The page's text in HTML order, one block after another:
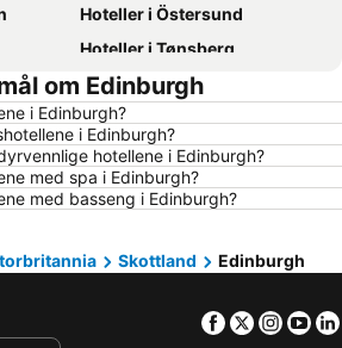
Hoteller i Östersund
Hoteller i Tønsberg
Hoteller i Hamar
Hoteller i Roma
Hoteller i Ålesund
Hoteller i Fredrikstad
Hoteller i Hellas
Hoteller i Spania
om Edinburgh
i Edinburgh?
i Edinburgh?
hotellene i Edinburgh?
med spa i Edinburgh?
med basseng i Edinburgh?
Skottland Edinburgh
Facebook
Twitter